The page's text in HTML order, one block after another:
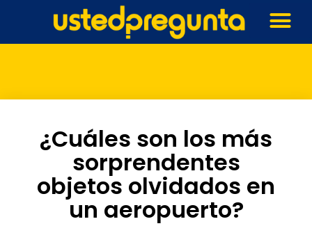
¿Cuáles son los más
sorprendentes
objetos olvidados en
un aeropuerto?